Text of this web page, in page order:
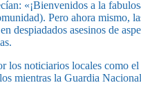
«¡Bienvenidos a la
Pero ahora mismo,
despiadados asesinos de
los noticiarios locales como
mientras la Guardia